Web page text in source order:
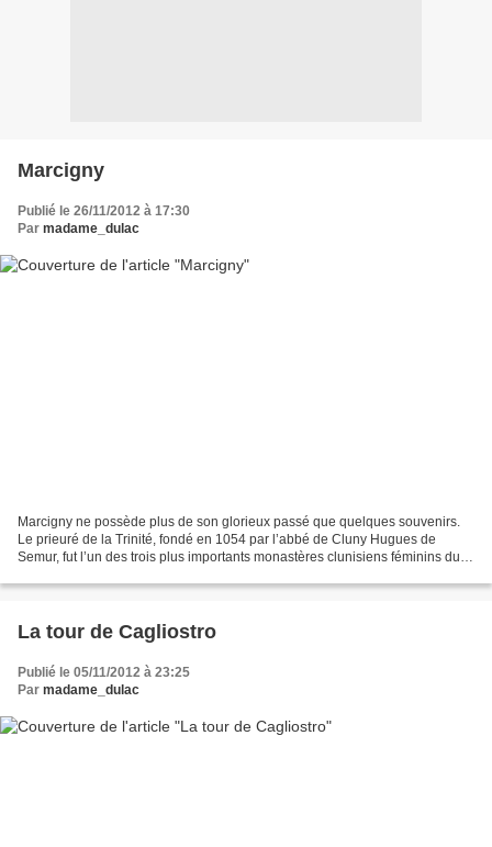
Marcigny
Publié le 26/11/2012 à 17:30
Par madame_dulac
Marcigny ne possède plus de son glorieux passé que quelques souvenirs.
Le prieuré de la Trinité, fondé en 1054 par l’abbé de Cluny Hugues de
Semur, fut l’un des trois plus importants monastères clunisiens féminins du
La tour de Cagliostro
Publié le 05/11/2012 à 23:25
Par madame_dulac